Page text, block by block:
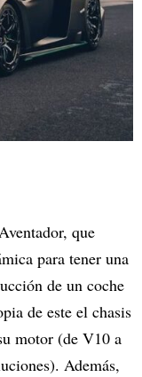
que
para tener una
de un coche
de este el chasis
motor (de V10 a
Además,